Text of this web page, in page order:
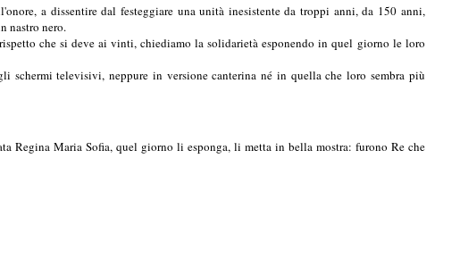
a dissentire dal festeggiare una unità inesistente da troppi anni, da 150 anni,
nastro nero.
che si deve ai vinti,chiediamo la solidarietà esponendo in quel giorno le loro
televisivi, neppure in versione canterina né in quella che loro sembra più
Maria Sofia, quel giorno li esponga, li metta in bella mostra: furono Re che